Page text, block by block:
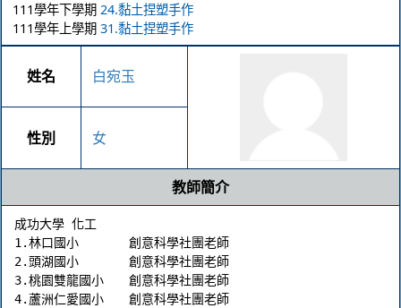
111學年下學期 24.黏土捏塑手作
111學年上學期 31.黏土捏塑手作
姓名 白宛玉
性別 女
教師簡介
成功大學 化工
1.林口國小	創意科學社團老師
2.頭湖國小	創意科學社團老師
3.桃園雙龍國小	創意科學社團老師